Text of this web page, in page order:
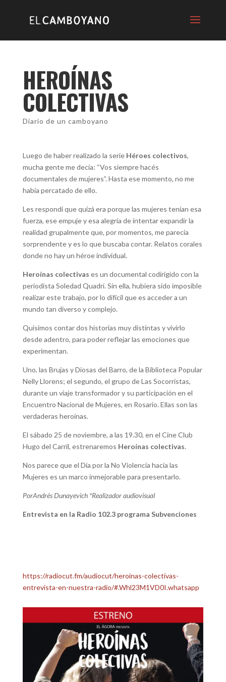
HEROÍNAS
COLECTIVAS
Diario de un camboyano
Luego de haber realizado la serie Héroes colectivos,
mucha gente me decía: “Vos siempre hacés
documentales de mujeres”. Hasta ese momento, no me
había percatado de ello.
Les respondí que quizá era porque las mujeres tenían esa
fuerza, ese empuje y esa alegría de intentar expandir la
realidad grupalmente que, por momentos, me parecía
sorprendente y es lo que buscaba contar. Relatos corales
donde no hay un héroe individual.
Heroínas colectivas es un documental codirigido con la
periodista Soledad Quadri. Sin ella, hubiera sido imposible
realizar este trabajo, por lo difícil que es acceder a un
mundo tan diverso y complejo.
Quisimos contar dos historias muy distintas y vivirlo
desde adentro, para poder reflejar las emociones que
experimentan.
Uno, las Brujas y Diosas del Barro, de la Biblioteca Popular
Nelly Llorens; el segundo, el grupo de Las Socorristas,
durante un viaje transformador y su participación en el
Encuentro Nacional de Mujeres, en Rosario. Ellas son las
verdaderas heroínas.
El sábado 25 de noviembre, a las 19.30, en el Cine Club
Hugo del Carril, estrenaremos Heroínas colectivas.
Nos parece que el Día por la No Violencia hacia las
Mujeres es un marco inmejorable para presentarlo.
PorAndrés Dunayevich *Realizador audiovisual
Entrevista en la Radio 102.3 programa Subvenciones
https://radiocut.fm/audiocut/heroinas-colectivas-
entrevista-en-nuestra-radio/#.Whl23M1VD0I.whatsapp